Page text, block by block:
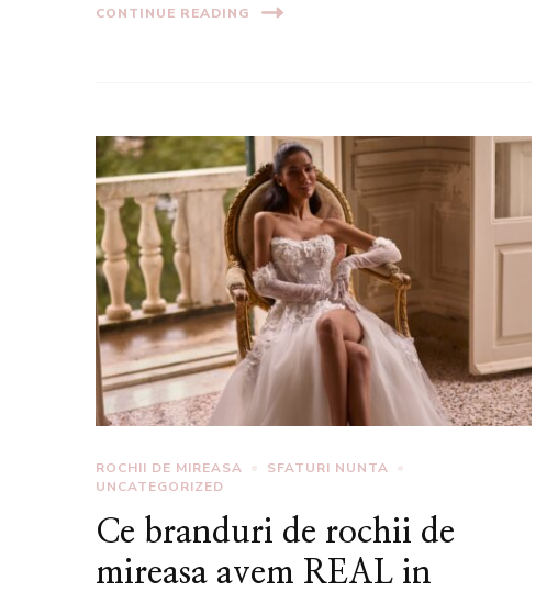
CONTINUE READING
ROCHII DE MIREASA
SFATURI NUNTA
UNCATEGORIZED
Ce branduri de rochii de
mireasa avem REAL in